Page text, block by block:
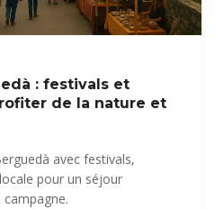
: festivals et
de la nature et
avec festivals,
pour un séjour